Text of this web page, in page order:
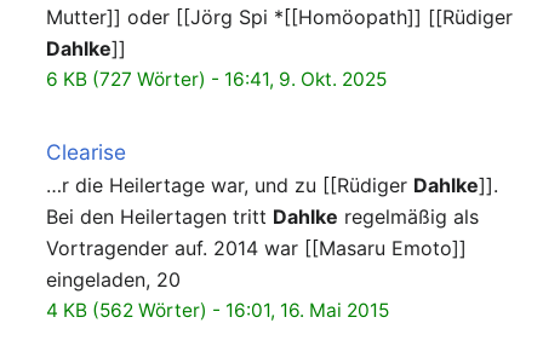
Mutter]] oder [[Jörg Spi *[[Homöopath]] [[Rüdiger
Dahlke]]
6 KB (727 Wörter) - 16:41, 9. Okt. 2025
Clearise
…r die Heilertage war, und zu [[Rüdiger Dahlke]].
Bei den Heilertagen tritt Dahlke regelmäßig als
Vortragender auf. 2014 war [[Masaru Emoto]]
eingeladen, 20
4 KB (562 Wörter) - 16:01, 16. Mai 2015